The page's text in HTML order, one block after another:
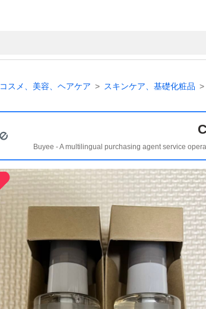
コスメ、美容、ヘアケア スキンケア、基礎化粧品
Buyee - A multilingual purchasing agent service